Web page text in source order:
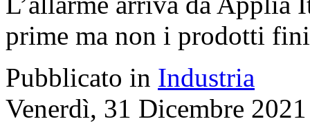
prime ma non i prodotti
Pubblicato in Industria
Venerdì, 31 Dicembre